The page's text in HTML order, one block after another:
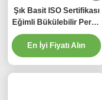
Şık Basit ISO Sertifikası
Eğimli Bükülebilir Perde
Pisti
En İyi Fiyatı Alın